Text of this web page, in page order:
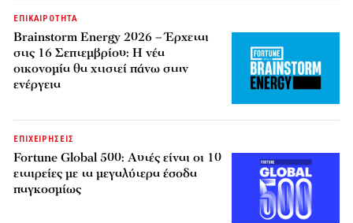
ΕΠΙΚΑΙΡΟΤΗΤΑ
Brainstorm Energy 2026 – Έρχεται
στις 16 Σεπτεμβρίου: Η νέα
οικονομία θα χτιστεί πάνω στην
ενέργεια
ΕΠΙΧΕΙΡΗΣΕΙΣ
Fortune Global 500: Αυτές είναι οι 10
εταιρείες με τα μεγαλύτερα έσοδα
παγκοσμίως